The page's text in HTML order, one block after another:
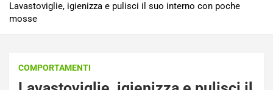
Lavastoviglie, igienizza e pulisci il suo interno con poche
mosse
COMPORTAMENTI